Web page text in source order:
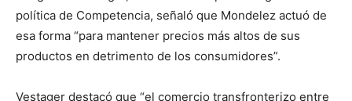
política de Competencia, señaló que Mondelez actuó de
esa forma “para mantener precios más altos de sus
productos en detrimento de los consumidores”.
Vestager destacó que “el comercio transfronterizo entre